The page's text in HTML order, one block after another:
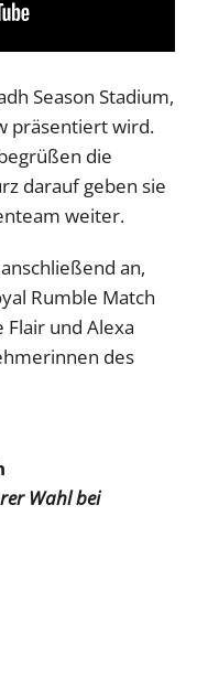
Season Stadium,
präsentiert wird.
die
darauf geben sie
weiter.
an,
Rumble Match
und Alexa
des
Wahl bei